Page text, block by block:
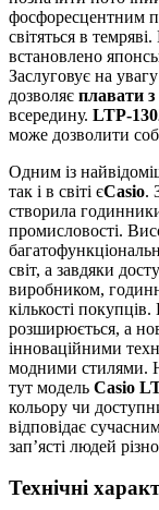
фосфоресцентним
світяться в
встановлено
Заслуговує на увагу
дозволяє плавати
всередину. LTP-
може дозволити
Одним із
так і в світі єCasio.
створила
промисловості.
світ, а завдяки
виробником,
кількості
розширюється, а
інноваційними
модними стилями.
тут модель Casio
кольору чи
відповідає
зап’ясті людей
Технічні